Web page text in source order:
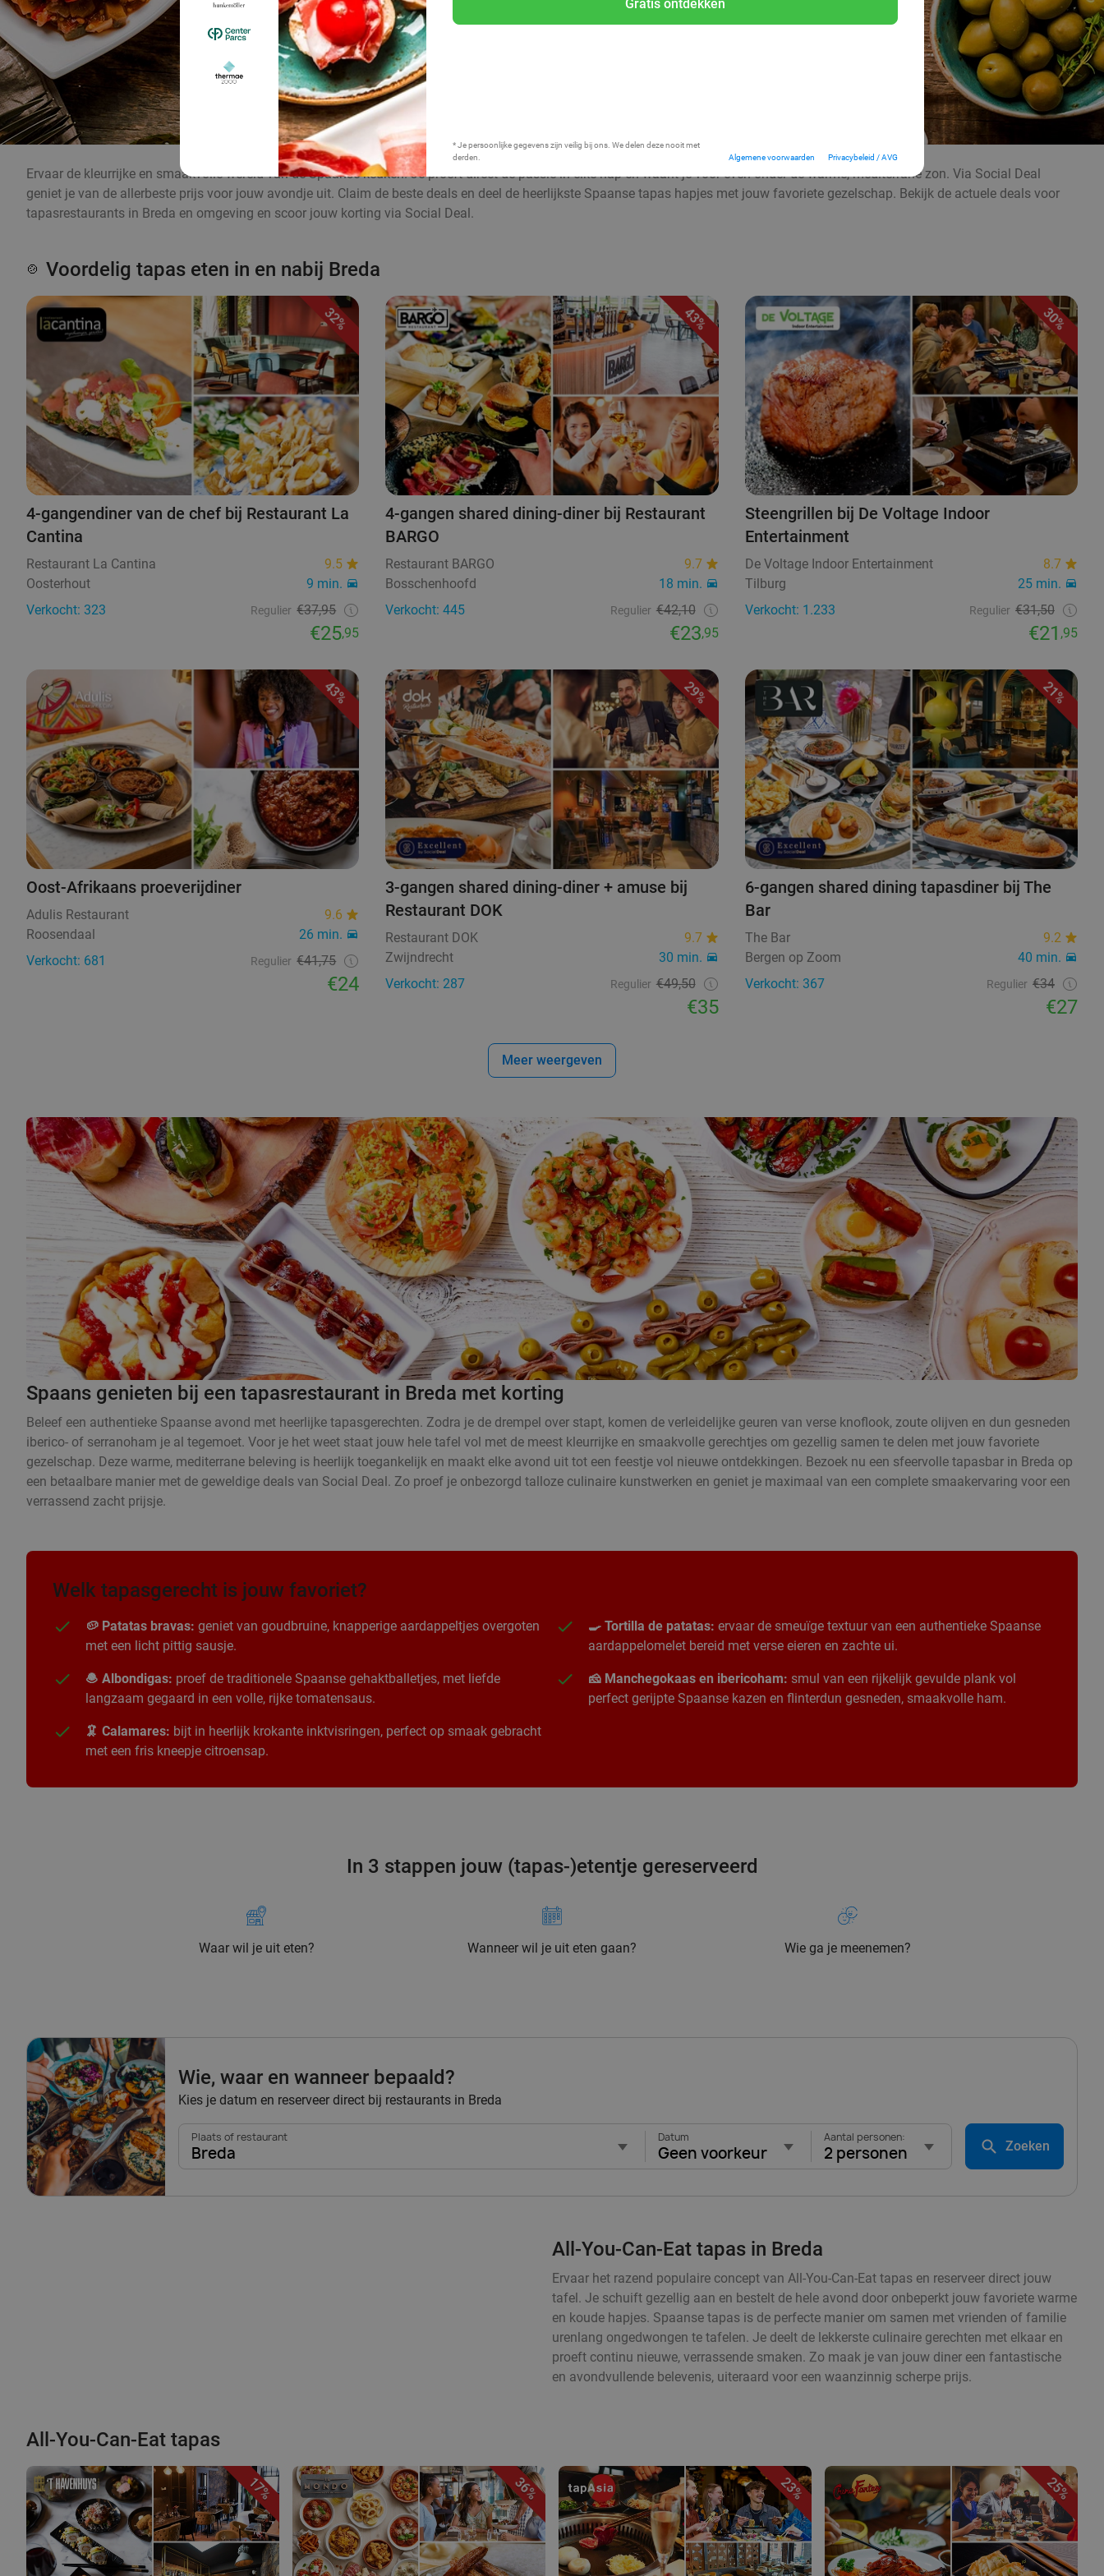
Gratis ontdekken
* Je persoonlijke gegevens zijn veilig bij ons. We delen deze nooit met
derden.
Algemene voorwaarden Privacybeleid / AVG
Ervaar de kleurrijke en smaakvolle wereld van de Spaanse keuken. Je proeft direct de passie in elke hap en waant je voor even onder de warme, mediterrane zon. Via Social Deal
geniet je van de allerbeste prijs voor jouw avondje uit. Claim de beste deals en deel de heerlijkste Spaanse tapas hapjes met jouw favoriete gezelschap. Bekijk de actuele deals voor
tapasrestaurants in Breda en omgeving en scoor jouw korting via Social Deal.
🍲 Voordelig tapas eten in en nabij Breda
32%
4-gangendiner van de chef bij Restaurant La
Cantina
Restaurant La Cantina
9.5
Oosterhout
9 min.
Verkocht: 323
Regulier €37,95
€25,95
43%
4-gangen shared dining-diner bij Restaurant
BARGO
Restaurant BARGO
9.7
Bosschenhoofd
18 min.
Verkocht: 445
Regulier €42,10
€23,95
30%
Steengrillen bij De Voltage Indoor
Entertainment
De Voltage Indoor Entertainment
8.7
Tilburg
25 min.
Verkocht: 1.233
Regulier €31,50
€21 ,95
43%
Oost-Afrikaans proeverijdiner
Adulis Restaurant
9.6
Roosendaal
26 min.
Verkocht: 681
Regulier €41,75
€24
29%
3-gangen shared dining-diner + amuse bij
Restaurant DOK
Restaurant DOK
9.7
Zwijndrecht
30 min.
Verkocht: 287
Regulier €49,50
€35
21%
6-gangen shared dining tapasdiner bij The
Bar
The Bar
9.2
Bergen op Zoom
40 min.
Verkocht: 367
Regulier €34
€27
Meer weergeven
Spaans genieten bij een tapasrestaurant in Breda met korting
Beleef een authentieke Spaanse avond met heerlijke tapasgerechten. Zodra je de drempel over stapt, komen de verleidelijke geuren van verse knoflook, zoute olijven en dun gesneden
iberico- of serranoham je al tegemoet. Voor je het weet staat jouw hele tafel vol met de meest kleurrijke en smaakvolle gerechtjes om gezellig samen te delen met jouw favoriete
gezelschap. Deze warme, mediterrane beleving is heerlijk toegankelijk en maakt elke avond uit tot een feestje vol nieuwe ontdekkingen. Bezoek nu een sfeervolle tapasbar in Breda op
een betaalbare manier met de geweldige deals van Social Deal. Zo proef je onbezorgd talloze culinaire kunstwerken en geniet je maximaal van een complete smaakervaring voor een
verrassend zacht prijsje.
Welk tapasgerecht is jouw favoriet?
🥔 Patatas bravas: geniet van goudbruine, knapperige aardappeltjes overgoten
met een licht pittig sausje.
🧆 Albondigas: proef de traditionele Spaanse gehaktballetjes, met liefde
langzaam gegaard in een volle, rijke tomatensaus.
🦑 Calamares: bijt in heerlijk krokante inktvisringen, perfect op smaak gebracht
met een fris kneepje citroensap.
🍳 Tortilla de patatas: ervaar de smeuïge textuur van een authentieke Spaanse
aardappelomelet bereid met verse eieren en zachte ui.
🧀 Manchegokaas en ibericoham: smul van een rijkelijk gevulde plank vol
perfect gerijpte Spaanse kazen en flinterdun gesneden, smaakvolle ham.
In 3 stappen jouw (tapas-)etentje gereserveerd
Waar wil je uit eten? Wanneer wil je uit eten gaan? Wie ga je meenemen?
Wie, waar en wanneer bepaald?
Kies je datum en reserveer direct bij restaurants in Breda
Plaats of restaurant
Breda
Datum
Geen voorkeur
Aantal personen:
2 personen Zoeken
All-You-Can-Eat tapas in Breda
Ervaar het razend populaire concept van All-You-Can-Eat tapas en reserveer direct jouw
tafel. Je schuift gezellig aan en bestelt de hele avond door onbeperkt jouw favoriete warme
en koude hapjes. Spaanse tapas is de perfecte manier om samen met vrienden of familie
urenlang ongedwongen te tafelen. Je deelt de lekkerste culinaire gerechten met elkaar en
proeft continu nieuwe, verrassende smaken. Zo maak je van jouw diner een fantastische
en avondvullende belevenis, uiteraard voor een waanzinnig scherpe prijs.
All-You-Can-Eat tapas
17% 36% 23% 25%